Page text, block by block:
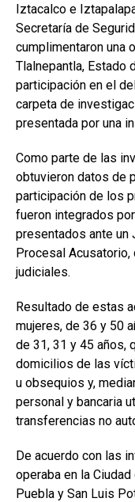
Iztacalco e
Secretaría de
cumplimentaron una
Tlalnepantla, Estado
participación en el
carpeta de
presentada por una
Como parte de las
obtuvieron datos de
participación de los
fueron integrados
presentados ante un
Procesal
judiciales.
Resultado de estas
mujeres, de 36 y 50
de 31, 31 y 45 años,
domicilios de las
u obsequios y,
personal y bancaria
transferencias no
De acuerdo con las
operaba en la
Puebla y San Luis